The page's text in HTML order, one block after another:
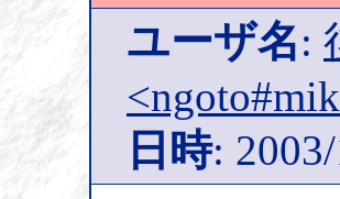
ユーザ名:
日時: